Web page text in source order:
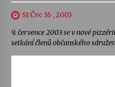
St Čvc 16 , 2003
9. července 2003 se v nové
setkání členů občanského